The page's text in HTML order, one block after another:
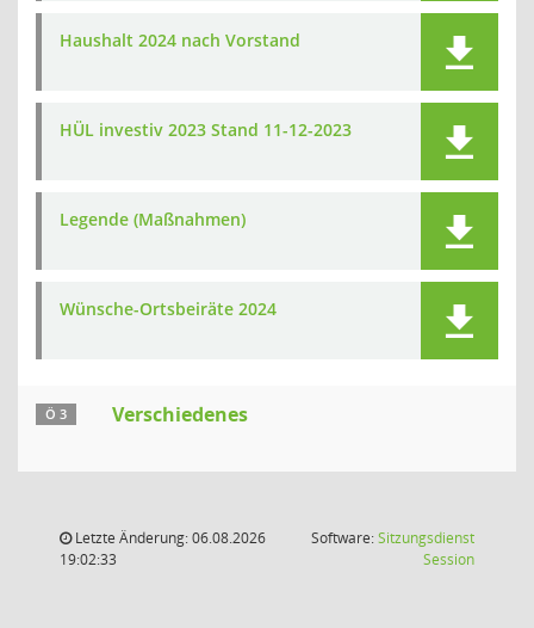
Haushalt 2024 nach Vorstand
HÜL investiv 2023 Stand 11-12-2023
Legende (Maßnahmen)
Wünsche-Ortsbeiräte 2024
Ö 3 Verschiedenes
Letzte Änderung: 06.08.2026
19:02:33
Software:Sitzungsdienst
Session(Wird in